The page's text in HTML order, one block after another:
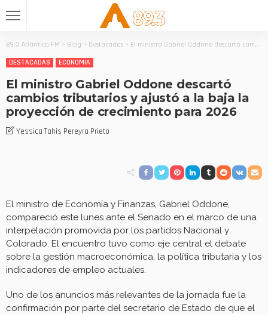
89.3 Atlántica FM > Blog > Destacadas > El ministro Gabriel Oddone descartó cambios tributarios y ajustó a la baja la proyección de crecimiento para 2026
DESTACADAS
ECONOMÍA
El ministro Gabriel Oddone descartó
cambios tributarios y ajustó a la baja la
proyección de crecimiento para 2026
Yessica Tahis Pereyra Prieto
El ministro de Economía y Finanzas, Gabriel Oddone,
compareció este lunes ante el Senado en el marco de una
interpelación promovida por los partidos Nacional y
Colorado. El encuentro tuvo como eje central el debate
sobre la gestión macroeconómica, la política tributaria y los
indicadores de empleo actuales.
Uno de los anuncios más relevantes de la jornada fue la
confirmación por parte del secretario de Estado de que el